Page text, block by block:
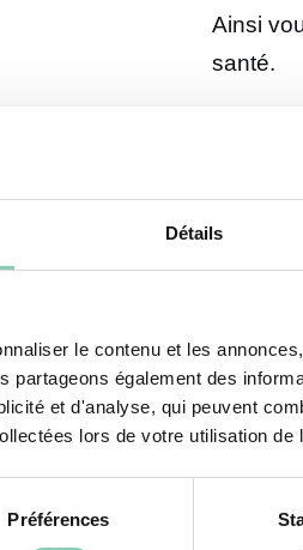
Détails
le contenu et les
partageons également des
et d'analyse, qui peuvent
lors de votre utilisation de
Préférences
Ainsi
santé.
sur vos plantes
à ras. Le paillage
En supplément, un
de travail. En effet, il
d’installer une
et assurer le bon